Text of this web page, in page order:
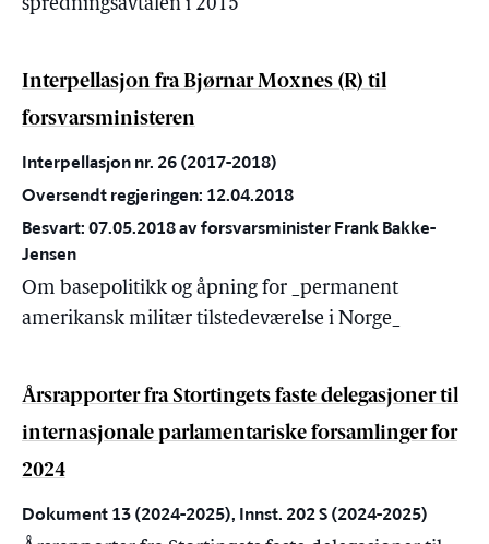
spredningsavtalen i 2015
Interpellasjon fra Bjørnar Moxnes (R) til
forsvarsministeren
Interpellasjon nr. 26 (2017-2018)
Oversendt regjeringen: 12.04.2018
Besvart: 07.05.2018 av forsvarsminister Frank Bakke-
Jensen
Om basepolitikk og åpning for _permanent
amerikansk militær tilstedeværelse i Norge_
Årsrapporter fra Stortingets faste delegasjoner til
internasjonale parlamentariske forsamlinger for
2024
Dokument 13 (2024-2025), Innst. 202 S (2024-2025)